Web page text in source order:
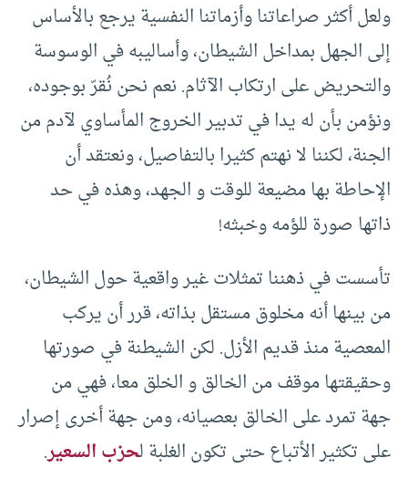
ولعل أكثر صراعاتنا وأزماتنا النفسية يرجع بالأساس
إلى الجهل بمداخل الشيطان، وأساليبه في الوسوسة
والتحريض على ارتكاب الآثام. نعم نحن نُقرّ بوجوده،
ونؤمن بأن له يدا في تدبير الخروج المأساوي لآدم من
الجنة، لكننا لا نهتم كثيرا بالتفاصيل، ونعتقد أن
الإحاطة بها مضيعة للوقت و الجهد، وهذه في حد
ذاتها صورة للؤمه وخبثه!
تأسست في ذهننا تمثلات غير واقعية حول الشيطان،
من بينها أنه مخلوق مستقل بذاته، قرر أن يركب
المعصية منذ قديم الأزل. لكن الشيطنة في صورتها
وحقيقتها موقف من الخالق و الخلق معا، فهي من
جهة تمرد على الخالق بعصيانه، ومن جهة أخرى إصرار
على تكثير الأتباع حتى تكون الغلبة لحزب السعير.